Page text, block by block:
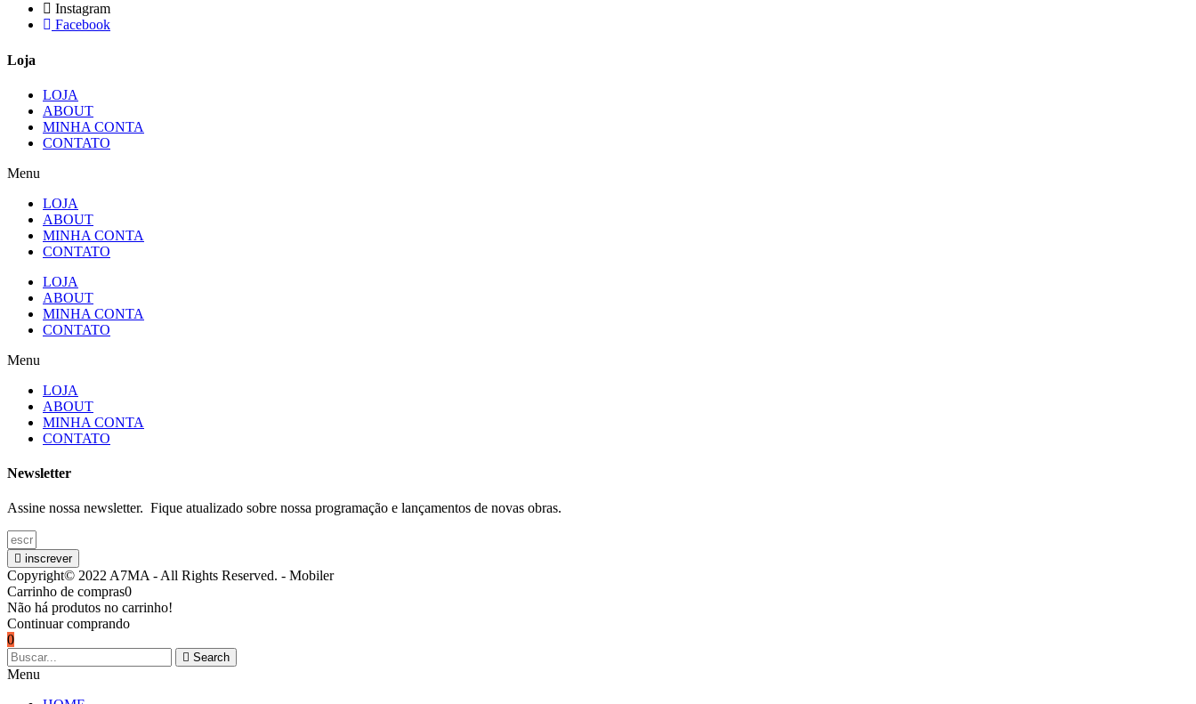
Instagram
Facebook
Loja
LOJA
ABOUT
MINHA CONTA
CONTATO
Menu
LOJA
ABOUT
MINHA CONTA
CONTATO
LOJA
ABOUT
MINHA CONTA
CONTATO
Menu
LOJA
ABOUT
MINHA CONTA
CONTATO
Newsletter
Assine nossa newsletter. Fique atualizado sobre nossa programação e lançamentos de novas obras.
inscrever
Copyright© 2022 A7MA - All Rights Reserved. - Mobiler
Carrinho de compras0
Não há produtos no carrinho!
Continuar comprando
0
Search
Menu